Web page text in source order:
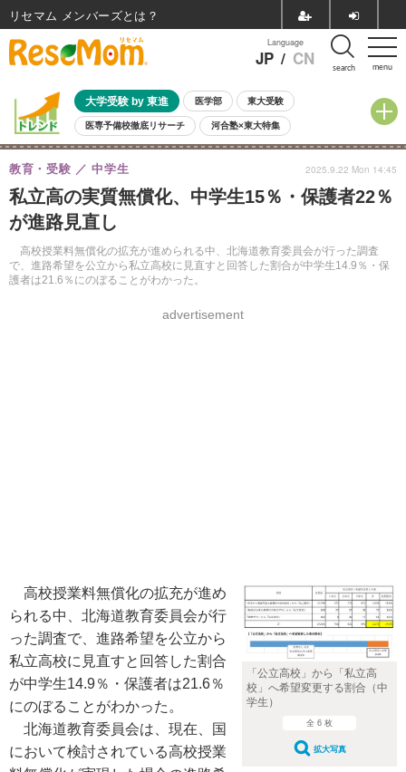
menu
Language
JP / CN search
大学受験 by 東進 医学部 東大受験
医専予備校徹底リサーチ 河合塾×東大特集
親子で考える大学選び 高校受験 中学受験 小学校受験
共通テスト 夏休み
8月開催イベント・WS 全国公立高校 過去問 人気記事
自由研究教材（小学生向け）
私立高の実質無償化、中学生15％・保護者22％
が進路見直し
高校授業料無償化の拡充が進められる中、北海道教育委員会が行った調査
で、進路希望を公立から私立高校に見直すと回答した割合が中学生14.9％・保
護者は21.6％にのぼることがわかった。
教育・受験 中学生
advertisement
2025.9.22 Mon 14:45
「公立高校」から「私立高
校」へ希望変更する割合（中
学生）
全 6 枚
拡大写真
高校授業料無償化の拡充が進め
られる中、北海道教育委員会が行
った調査で、進路希望を公立から
私立高校に見直すと回答した割合
が中学生14.9％・保護者は21.6％
にのぼることがわかった。
北海道教育委員会は、現在、国
において検討されている高校授業
リセマム メンバーズ